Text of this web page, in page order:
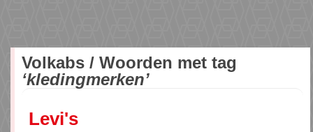
Volkabs / Woorden met tag
‘kledingmerken’
Levi's